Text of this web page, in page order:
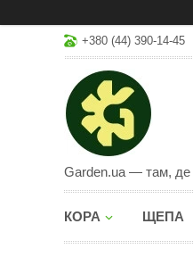
+380 (44) 390-14-45
Garden.ua — там, де
КОРА ЩЕПА